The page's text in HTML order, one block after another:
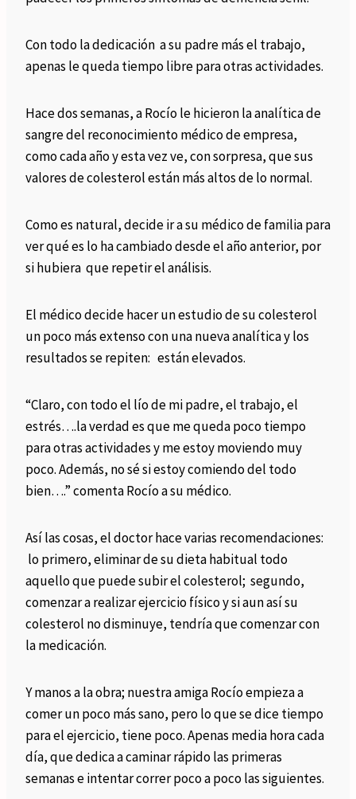
Con todo la dedicación a su padre más el trabajo,
apenas le queda tiempo libre para otras actividades.
Hace dos semanas, a Rocío le hicieron la analítica de
sangre del reconocimiento médico de empresa,
como cada año y esta vez ve, con sorpresa, que sus
valores de colesterol están más altos de lo normal.
Como es natural, decide ir a su médico de familia para
ver qué es lo ha cambiado desde el año anterior, por
si hubiera que repetir el análisis.
El médico decide hacer un estudio de su colesterol
un poco más extenso con una nueva analítica y los
resultados se repiten: están elevados.
“Claro, con todo el lío de mi padre, el trabajo, el
estrés….la verdad es que me queda poco tiempo
para otras actividades y me estoy moviendo muy
poco. Además, no sé si estoy comiendo del todo
bien….” comenta Rocío a su médico.
Así las cosas, el doctor hace varias recomendaciones:
lo primero, eliminar de su dieta habitual todo
aquello que puede subir el colesterol; segundo,
comenzar a realizar ejercicio físico y si aun así su
colesterol no disminuye, tendría que comenzar con
la medicación.
Y manos a la obra; nuestra amiga Rocío empieza a
comer un poco más sano, pero lo que se dice tiempo
para el ejercicio, tiene poco. Apenas media hora cada
día, que dedica a caminar rápido las primeras
semanas e intentar correr poco a poco las siguientes.